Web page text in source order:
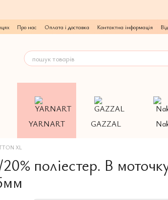
Про нас Оплата і доставка Контактна інформація
YARNART GAZZAL
XL
поліестер. В